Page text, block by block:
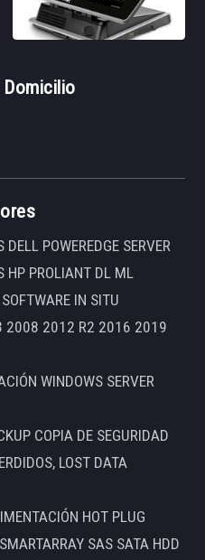
DELL POWEREDGE SERVER
HP PROLIANT DL ML
IN SITU
2008 2012 R2 2016 2019
WINDOWS SERVER
COPIA DE SEGURIDAD
LOST DATA
HOT PLUG
SAS SATA HDD